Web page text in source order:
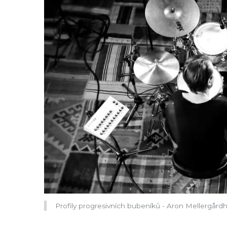
Profily progresivních bubeníků - Aron Mellergårdh